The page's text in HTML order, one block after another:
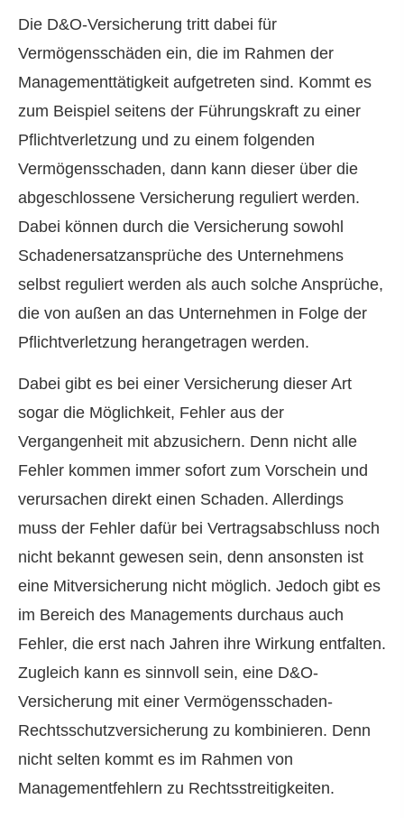
Die D&O-Versicherung tritt dabei für
Vermögensschäden ein, die im Rahmen der
Managementtätigkeit aufgetreten sind. Kommt es
zum Beispiel seitens der Führungskraft zu einer
Pflichtverletzung und zu einem folgenden
Vermögensschaden, dann kann dieser über die
abgeschlossene Versicherung reguliert werden.
Dabei können durch die Versicherung sowohl
Schadenersatzansprüche des Unternehmens
selbst reguliert werden als auch solche Ansprüche,
die von außen an das Unternehmen in Folge der
Pflichtverletzung herangetragen werden.
Dabei gibt es bei einer Versicherung dieser Art
sogar die Möglichkeit, Fehler aus der
Vergangenheit mit abzusichern. Denn nicht alle
Fehler kommen immer sofort zum Vorschein und
verursachen direkt einen Schaden. Allerdings
muss der Fehler dafür bei Vertragsabschluss noch
nicht bekannt gewesen sein, denn ansonsten ist
eine Mitversicherung nicht möglich. Jedoch gibt es
im Bereich des Managements durchaus auch
Fehler, die erst nach Jahren ihre Wirkung entfalten.
Zugleich kann es sinnvoll sein, eine D&O-
Versicherung mit einer Vermögensschaden-
Rechts­schutz­ver­si­che­rung zu kombinieren. Denn
nicht selten kommt es im Rahmen von
Managementfehlern zu Rechtsstreitigkeiten.